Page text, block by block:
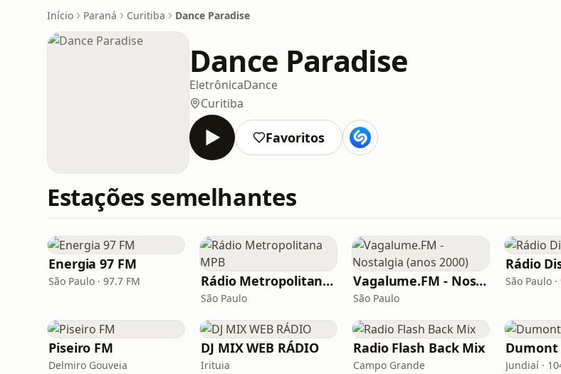
Início Paraná Curitiba Dance Paradise
Dance Paradise
EletrônicaDance
Curitiba
Favoritos
Estações semelhantes
Energia 97 FM
São Paulo · 97.7 FM Rádio Metropolitana MPB
São Paulo
Vagalume.FM - Nostalgia (anos 2000)
São Paulo
Rádio
São Paulo
Piseiro FM
Delmiro Gouveia
DJ MIX WEB RÁDIO
Irituia
Radio Flash Back Mix
Campo Grande
Dumont
Jundiaí ·